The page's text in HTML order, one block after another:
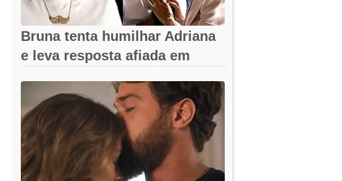
Bruna tenta humilhar Adriana
e leva resposta afiada em